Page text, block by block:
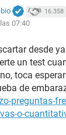
16.358
07:40
desde
un test
no, toca
de
preguntas-
o-